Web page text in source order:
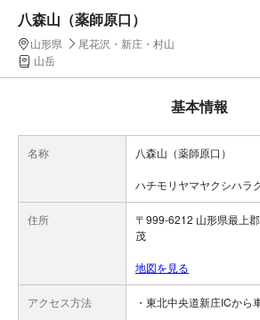
八森山（薬師原口）
山形県
尾花沢・新庄・村山
山岳
基本情報
名称 八森山（薬師原口）
ハチモリヤマヤクシハラ
住所
〒999-6212 山形県最上
茂
地図を見る
アクセス方法 ・東北中央道新庄ICから